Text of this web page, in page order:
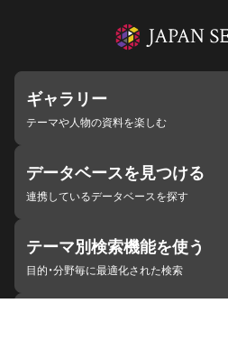
ギャラリー
テーマや人物の資料を楽しむ
データベースを見つける
連携しているデータベースを探す
テーマ別検索機能を使う
目的・分野毎に最適化された検索